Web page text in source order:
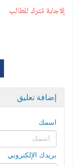
إلاجابة تترك للطالب
إضافة تعليق
اسمك
بريدك الإلكتروني